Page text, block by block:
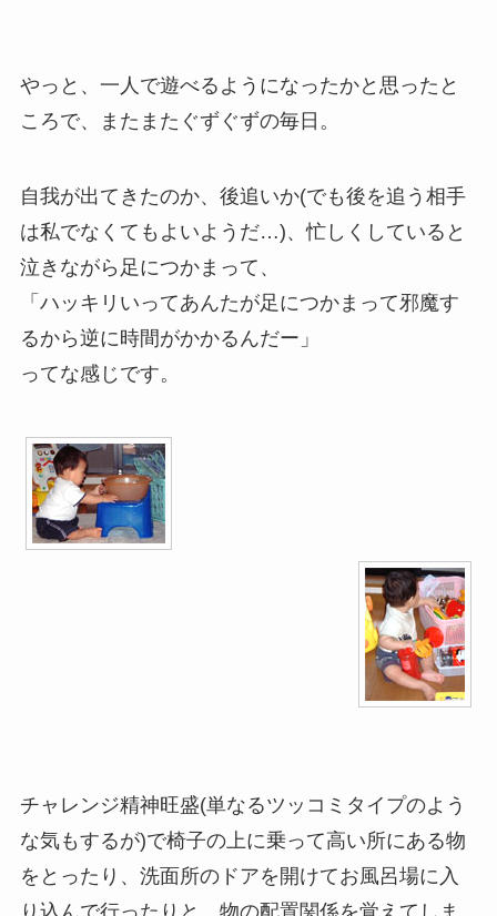
やっと、一人で遊べるようになったかと思ったと
ころで、またまたぐずぐずの毎日。
自我が出てきたのか、後追いか(でも後を追う相手
は私でなくてもよいようだ…)、忙しくしていると
泣きながら足につかまって、
「ハッキリいってあんたが足につかまって邪魔す
るから逆に時間がかかるんだー」
ってな感じです。
チャレンジ精神旺盛(単なるツッコミタイプのよう
な気もするが)で椅子の上に乗って高い所にある物
をとったり、洗面所のドアを開けてお風呂場に入